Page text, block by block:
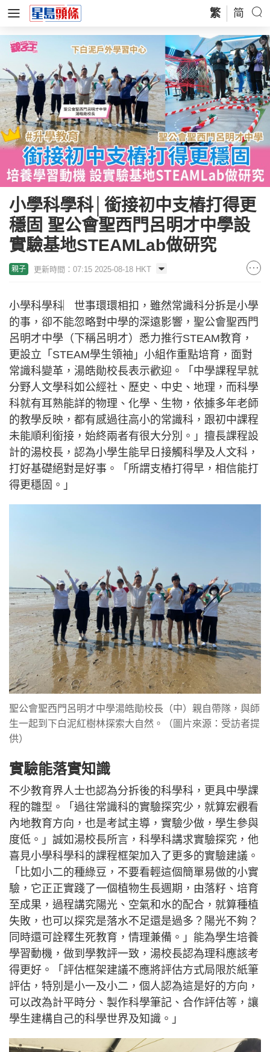
繁 简
小學科學科│銜接初中支樁打得更
穩固 聖公會聖西門呂明才中學設
實驗基地STEAMLab做研究
親子 更新時間：07:15 2025-08-18 HKT
小學科學科︳世事環環相扣，雖然常識科分拆是小學
的事，卻不能忽略對中學的深遠影響，聖公會聖西門
呂明才中學（下稱呂明才）悉力推行STEAM教育，
更設立「STEAM學生領袖」小組作重點培育，面對
常識科變革，湯皓勛校長表示歡迎。「中學課程早就
分野人文學科如公經社、歷史、中史、地理，而科學
科就有耳熟能詳的物理、化學、生物，依據多年老師
的教學反映，都有感過往高小的常識科，跟初中課程
未能順利銜接，始終兩者有很大分別。」擅長課程設
計的湯校長，認為小學生能早日接觸科學及人文科，
打好基礎絕對是好事。「所謂支樁打得早，相信能打
得更穩固。」
聖公會聖西門呂明才中學湯皓勛校長（中）親自帶隊，與師
生一起到下白泥紅樹林探索大自然。（圖片來源：受訪者提
供）
實驗能落實知識
不少教育界人士也認為分拆後的科學科，更具中學課
程的雛型。「過往常識科的實驗探究少，就算宏觀看
內地教育方向，也是考試主導，實驗少做，學生參與
度低。」誠如湯校長所言，科學科講求實驗探究，他
喜見小學科學科的課程框架加入了更多的實驗建議。
「比如小二的種綠豆，不要看輕這個簡單易做的小實
驗，它正正實踐了一個植物生長週期，由落籽、培育
至成果，過程講究陽光、空氣和水的配合，就算種植
失敗，也可以探究是落水不足還是過多？陽光不夠？
同時還可詮釋生死教育，情理兼備。」能為學生培養
學習動機，做到學教評一致，湯校長認為理科應該考
得更好。「評估框架建議不應將評估方式局限於紙筆
評估，特別是小一及小二，個人認為這是好的方向，
可以改為計平時分、製作科學筆記、合作評估等，讓
學生建構自己的科學世界及知識。」